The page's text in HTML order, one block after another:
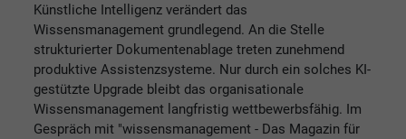
Künstliche Intelligenz verändert das
Wissensmanagement grundlegend. An die Stelle
strukturierter Dokumentenablage treten zunehmend
produktive Assistenzsysteme. Nur durch ein solches KI-
gestützte Upgrade bleibt das organisationale
Wissensmanagement langfristig wettbewerbsfähig. Im
Gespräch mit "wissensmanagement - Das Magazin für